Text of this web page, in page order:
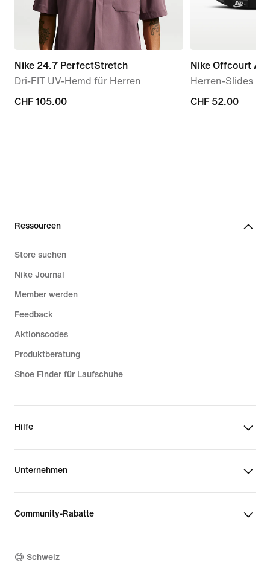
Nike 24.7 PerfectStretch
Dri-FIT UV-Hemd für Herren
CHF 105.00
CHF 105.00
Nike Offcourt
Herren-Slides
CHF 52.00
CHF 52.00
Ressourcen
Store suchen
Nike Journal
Member werden
Feedback
Aktionscodes
Produktberatung
Shoe Finder für Laufschuhe
Hilfe
Unternehmen
Community-Rabatte
Schweiz